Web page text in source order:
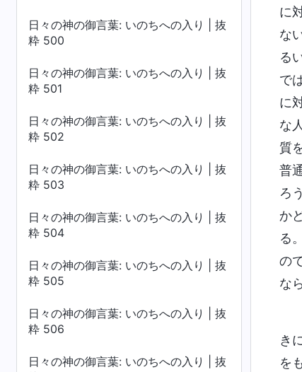
日々の神の御言葉: いのちへの入り | 抜
粋 500
日々の神の御言葉: いのちへの入り | 抜
粋 501
日々の神の御言葉: いのちへの入り | 抜
粋 502
日々の神の御言葉: いのちへの入り | 抜
粋 503
日々の神の御言葉: いのちへの入り | 抜
粋 504
日々の神の御言葉: いのちへの入り | 抜
粋 505
日々の神の御言葉: いのちへの入り | 抜
粋 506
日々の神の御言葉: いのちへの入り | 抜
に
な
る
で
に
な
質
普
ろ
か
る
の
な
き
を